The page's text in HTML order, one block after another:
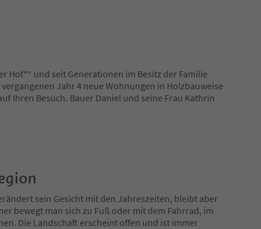
Hof*“ und seit Generationen im Besitz der Familie
Jahr 4 neue Wohnungen in Holzbauweise
Ihren Besuch. Bauer Daniel und seine Frau Kathrin
sein Gesicht mit den Jahreszeiten, bleibt aber
bewegt man sich zu Fuß oder mit dem Fahrrad, im
Die Landschaft erscheint offen und ist immer